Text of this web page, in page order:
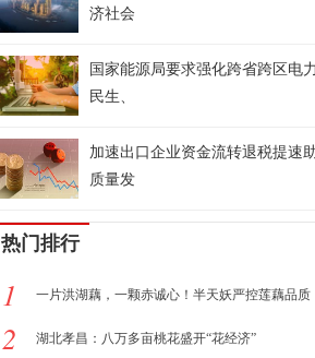
济社会
国家能源局要求强化跨省跨区电
民生、
加速出口企业资金流转退税提速
质量发
热门排行
1 一片洪湖藕，一颗赤诚心！半天妖严控莲藕品质
2 湖北孝昌：八万多亩桃花盛开“花经济”